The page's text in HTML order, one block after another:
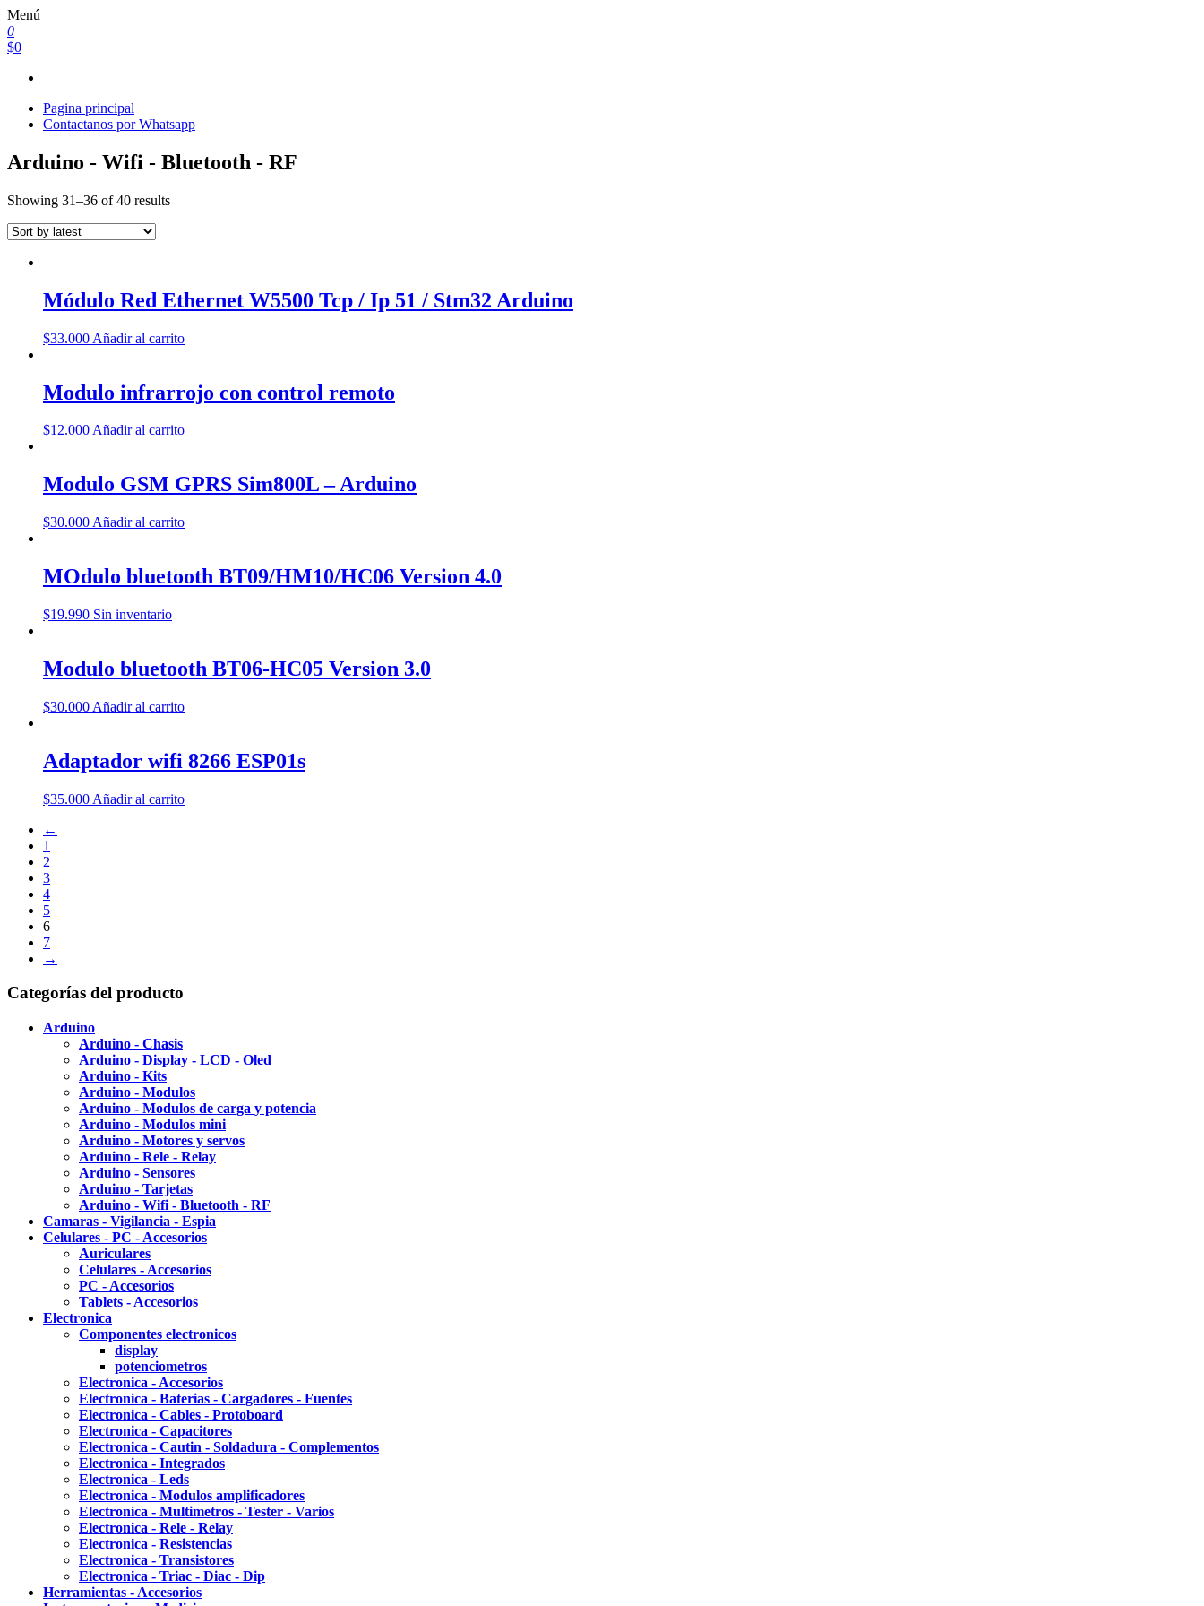
Saltar
al
contenido
Menú
0
$0
Pagina principal
Contactanos por Whatsapp
Arduino - Wifi - Bluetooth - RF
Showing 31–36 of 40 results
Módulo Red Ethernet W5500 Tcp / Ip 51 / Stm32 Arduino
$33.000 Añadir al carrito
Modulo infrarrojo con control remoto
$12.000Añadir al carrito
Modulo GSM GPRS Sim800L – Arduino
$30.000 Añadir al carrito
MOdulo bluetooth BT09/HM10/HC06 Version 4.0
$19.990 Sin inventario
Modulo bluetooth BT06-HC05 Version 3.0
$30.000 Añadir al carrito
Adaptador wifi 8266 ESP01s
$35.000 Añadir al carrito
←
1
2
3
4
5
6
7
→
Categorías del producto
Arduino
Arduino - Chasis
Arduino - Display - LCD - Oled
Arduino - Kits
Arduino - Modulos
Arduino - Modulos de carga y potencia
Arduino - Modulos mini
Arduino - Motores y servos
Arduino - Rele - Relay
Arduino - Sensores
Arduino - Tarjetas
Arduino - Wifi - Bluetooth - RF
Camaras - Vigilancia - Espia
Celulares - PC - Accesorios
Auriculares
Celulares - Accesorios
PC - Accesorios
Tablets - Accesorios
Electronica
Componentes electronicos
display
potenciometros
Electronica - Accesorios
Electronica - Baterias - Cargadores - Fuentes
Electronica - Cables - Protoboard
Electronica - Capacitores
Electronica - Cautin - Soldadura - Complementos
Electronica - Integrados
Electronica - Leds
Electronica - Modulos amplificadores
Electronica - Multimetros - Tester - Varios
Electronica - Rele - Relay
Electronica - Resistencias
Electronica - Transistores
Electronica - Triac - Diac - Dip
Herramientas - Accesorios